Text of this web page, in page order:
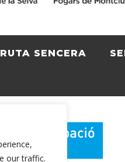
our traffic.
RUTA SENCERA